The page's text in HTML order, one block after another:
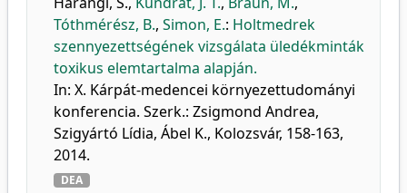
Tóthmérész, B., Simon, E.: Holtmedrek
szennyezettségének vizsgálata üledékminták
toxikus elemtartalma alapján.
In: X. Kárpát-medencei környezettudományi
konferencia. Szerk.: Zsigmond Andrea,
Szigyártó Lídia, Ábel K., Kolozsvár, 158-163,
2014.
DEA